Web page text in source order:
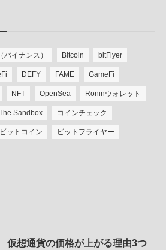
バイナンス） Bitcoin bitFlyer
DEFY FAME GameFi
NFT OpenSea Roninウォレット
Sandbox コインチェック
ビットコイン ビットフライヤー
仮想通貨の価格が上がる理由3つ